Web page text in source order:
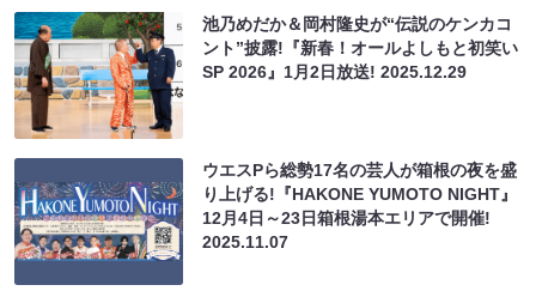
池乃めだか＆岡村隆史が“伝説のケンカコ
ント”披露!『新春！オールよしもと初笑い
SP 2026』1月2日放送!2025.12.29
ウエスPら総勢17名の芸人が箱根の夜を盛
り上げる!『HAKONE YUMOTO NIGHT』
12月4日～23日箱根湯本エリアで開催!
2025.11.07